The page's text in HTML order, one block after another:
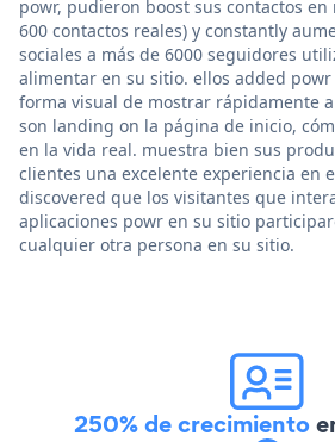
powr, pudieron boost sus contactos en
600 contactos reales) y constantly
sociales a más de 6000 seguidores
alimentar en su sitio. ellos added
forma visual de mostrar rápidamente
son landing on la página de inicio,
en la vida real. muestra bien sus
clientes una excelente experiencia en
discovered que los visitantes que
aplicaciones powr en su sitio
cualquier otra persona en su sitio.
250% de crecimiento